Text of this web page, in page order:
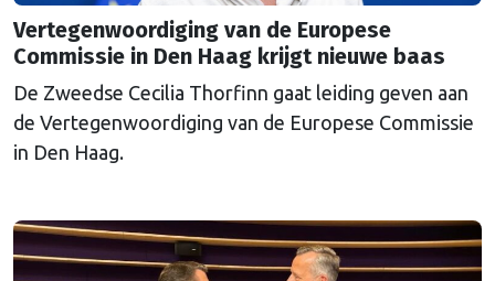
Vertegenwoordiging van de Europese
Commissie in Den Haag krijgt nieuwe baas
De Zweedse Cecilia Thorfinn gaat leiding geven aan
de Vertegenwoordiging van de Europese Commissie
in Den Haag.